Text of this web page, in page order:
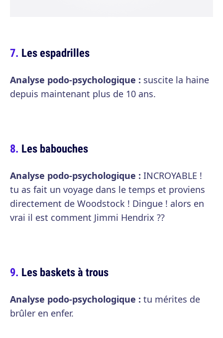
Les espadrilles
Analyse podo-psychologique : suscite la haine
depuis maintenant plus de 10 ans.
Les babouches
Analyse podo-psychologique : INCROYABLE !
tu as fait un voyage dans le temps et proviens
directement de Woodstock ! Dingue ! alors en
vrai il est comment Jimmi Hendrix ??
Les baskets à trous
Analyse podo-psychologique : tu mérites de
brûler en enfer.